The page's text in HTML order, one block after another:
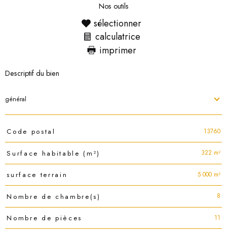
Nos outils
sélectionner
calculatrice
imprimer
Descriptif du bien
général
TRAD_PAMPERO_Caracteristique
Code postal 13760
Surface habitable (m²) 322 m²
surface terrain 5 000 m²
Nombre de chambre(s) 8
Nombre de pièces 11